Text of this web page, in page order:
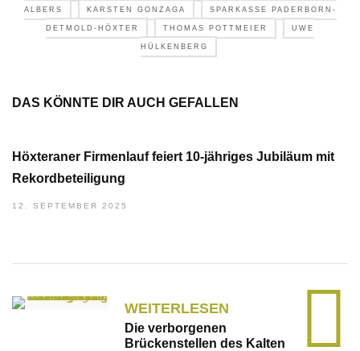
ALBERS KARSTEN GONZAGA SPARKASSE PADERBORN-
DETMOLD-HÖXTER THOMAS POTTMEIER UWE
HÜLKENBERG
DAS KÖNNTE DIR AUCH GEFALLEN
Höxteraner Firmenlauf feiert 10-jähriges Jubiläum mit
Rekordbeteiligung
12. SEPTEMBER 2025
WEITERLESEN
Die verborgenen
Brückenstellen des Kalten